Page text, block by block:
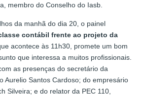
membro do Conselho do Iasb.
da manhã do dia 20, o painel
contábil frente ao projeto da
acontece às 11h30, promete um bom
que interessa a muitos profissionais.
as presenças do secretário da
Aurelio Santos Cardoso; do empresário
Silveira; e do relator da PEC 110,